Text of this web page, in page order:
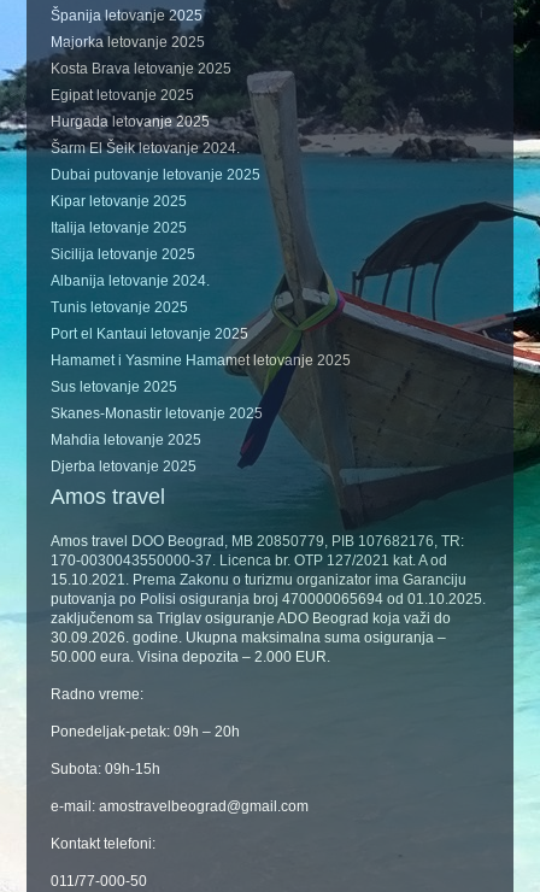
Španija letovanje 2025
Majorka letovanje 2025
Kosta Brava letovanje 2025
Egipat letovanje 2025
Hurgada letovanje 2025
Šarm El Šeik letovanje 2024.
Dubai putovanje letovanje 2025
Kipar letovanje 2025
Italija letovanje 2025
Sicilija letovanje 2025
Albanija letovanje 2024.
Tunis letovanje 2025
Port el Kantaui letovanje 2025
Hamamet i Yasmine Hamamet letovanje 2025
Sus letovanje 2025
Skanes-Monastir letovanje 2025
Mahdia letovanje 2025
Djerba letovanje 2025
Amos travel
Amos travel DOO Beograd, MB 20850779, PIB 107682176, TR:
170-0030043550000-37. Licenca br. OTP 127/2021 kat. A od
15.10.2021. Prema Zakonu o turizmu organizator ima Garanciju
putovanja po Polisi osiguranja broj 470000065694 od 01.10.2025.
zaključenom sa Triglav osiguranje ADO Beograd koja važi do
30.09.2026. godine. Ukupna maksimalna suma osiguranja –
50.000 eura. Visina depozita – 2.000 EUR.
Radno vreme:
Ponedeljak-petak: 09h – 20h
Subota: 09h-15h
e-mail: amostravelbeograd@gmail.com
Kontakt telefoni:
011/77-000-50